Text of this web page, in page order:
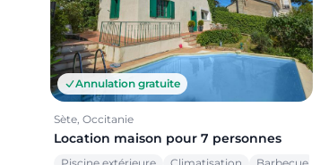
Annulation gratuite
Sète, Occitanie
Location maison pour 7 personnes